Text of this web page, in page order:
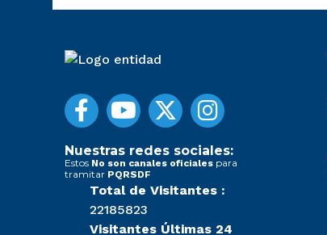
Nuestras redes sociales:
Estos No son canales oficiales para
tramitar PQRSDF
Total de Visitantes :
22185823
Visitantes Últimas 24